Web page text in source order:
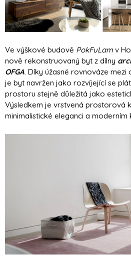
Ve výškové budově PokFuLam v
nově rekonstruovaný byt z dílny
OFGA. Díky úžasné rovnováze
je byt navržen jako rozvíjející se
prostoru stejně důležitá jako
Výsledkem je vrstvená prostorová
minimalistické eleganci a moderním